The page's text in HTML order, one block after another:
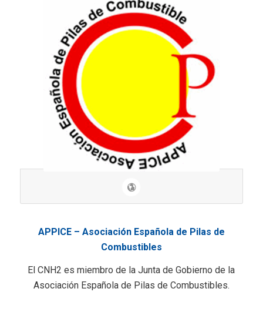
APPICE – Asociación Española de Pilas de
Combustibles
El CNH2 es miembro de la Junta de Gobierno de la
Asociación Española de Pilas de Combustibles.